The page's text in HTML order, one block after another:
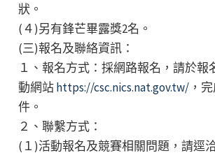
狀。
(４)另有鋒芒畢露獎2名。
(三)報名及聯絡資訊：
１、報名方式：採網路報名，請於報
動網站https://csc.nics.nat.gov.tw/，
件。
２、聯繫方式：
(１)活動報名及競賽相關問題，請逕